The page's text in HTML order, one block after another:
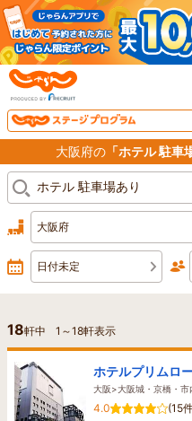
大阪府の「ホテル 駐車
大阪府
日付未定
18軒中 1 ～18軒表示
ホテルプリムロ
大阪>大阪城・京橋・市
4.0
(15